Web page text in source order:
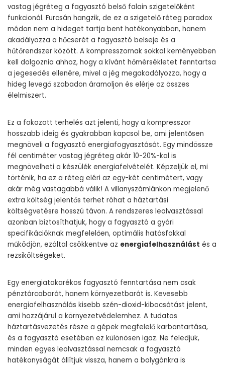
vastag jégréteg a fagyasztó belső falain szigetelőként
funkcionál. Furcsán hangzik, de ez a szigetelő réteg paradox
módon nem a hideget tartja bent hatékonyabban, hanem
akadályozza a hőcserét a fagyasztó belseje és a
hűtőrendszer között. A kompresszornak sokkal keményebben
kell dolgoznia ahhoz, hogy a kívánt hőmérsékletet fenntartsa
a jegesedés ellenére, mivel a jég megakadályozza, hogy a
hideg levegő szabadon áramoljon és elérje az összes
élelmiszert.
Ez a fokozott terhelés azt jelenti, hogy a kompresszor
hosszabb ideig és gyakrabban kapcsol be, ami jelentősen
megnöveli a fagyasztó energiafogyasztását. Egy mindössze
fél centiméter vastag jégréteg akár 10-20%-kal is
megnövelheti a készülék energiafelvételét. Képzeljük el, mi
történik, ha ez a réteg eléri az egy-két centimétert, vagy
akár még vastagabbá válik! A villanyszámlánkon megjelenő
extra költség jelentős terhet róhat a háztartási
költségvetésre hosszú távon. A rendszeres leolvasztással
azonban biztosíthatjuk, hogy a fagyasztó a gyári
specifikációknak megfelelően, optimális hatásfokkal
működjön, ezáltal csökkentve az energiafelhasználást és a
rezsiköltségeket.
Egy energiatakarékos fagyasztó fenntartása nem csak
pénztárcabarát, hanem környezetbarát is. Kevesebb
energiafelhasználás kisebb szén-dioxid-kibocsátást jelent,
ami hozzájárul a környezetvédelemhez. A tudatos
háztartásvezetés része a gépek megfelelő karbantartása,
és a fagyasztó esetében ez különösen igaz. Ne feledjük,
minden egyes leolvasztással nemcsak a fagyasztó
hatékonyságát állítjuk vissza, hanem a bolygónkra is